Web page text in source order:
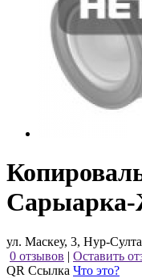
ул. Маскеу, 3, Нур-
0 отзывов | Оставить
QR Ссылка Что это?